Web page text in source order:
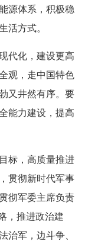
源体系，积极稳
活方式。
代化，建设更高
观，走中国特色
又井然有序。要
能力建设，提高
标，高质量推进
贯彻新时代军事
彻军委主席负责
，推进政治建
治军，边斗争、